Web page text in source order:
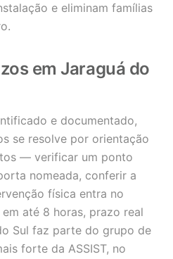
e eliminam famílias
em Jaraguá do
e documentado,
se resolve por orientação
— verificar um ponto
nomeada, conferir a
física entra no
até 8 horas, prazo real
Sul faz parte do grupo de
forte da ASSIST, no